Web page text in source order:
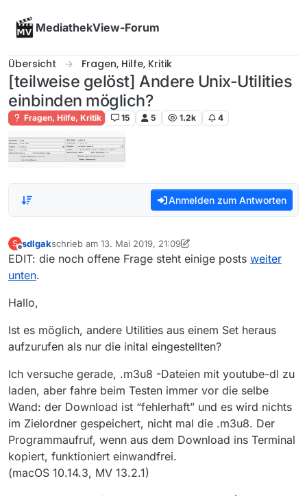
MediathekView-Forum
Übersicht Fragen, Hilfe, Kritik
[teilweise gelöst] Andere Unix-Utilities
einbinden möglich?
Fragen, Hilfe, Kritik 15 5 1.2k 4
Anmelden zum Antworten
S
Offline
sdlgakschrieb am 13. Mai 2019, 21:09
zuletzt editiert von sdlgak
EDIT: die noch offene Frage steht einige posts weiter
unten.
Hallo,
Ist es möglich, andere Utilities aus einem Set heraus
aufzurufen als nur die inital eingestellten?
Ich versuche gerade, .m3u8 -Dateien mit youtube-dl zu
laden, aber fahre beim Testen immer vor die selbe
Wand: der Download ist “fehlerhaft” und es wird nichts
im Zielordner gespeichert, nicht mal die .m3u8. Der
Programmaufruf, wenn aus dem Download ins Terminal
kopiert, funktioniert einwandfrei.
(macOS 10.14.3, MV 13.2.1)